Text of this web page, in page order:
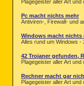
Plagegeister aller Art
Pc macht nichts mehr
Antiviren-, Firewall- und
Windows macht nichts
Alles rund um Windows -
42 Trojaner gefunden,
Plagegeister aller Art
Rechner macht gar
Plagegeister aller Art